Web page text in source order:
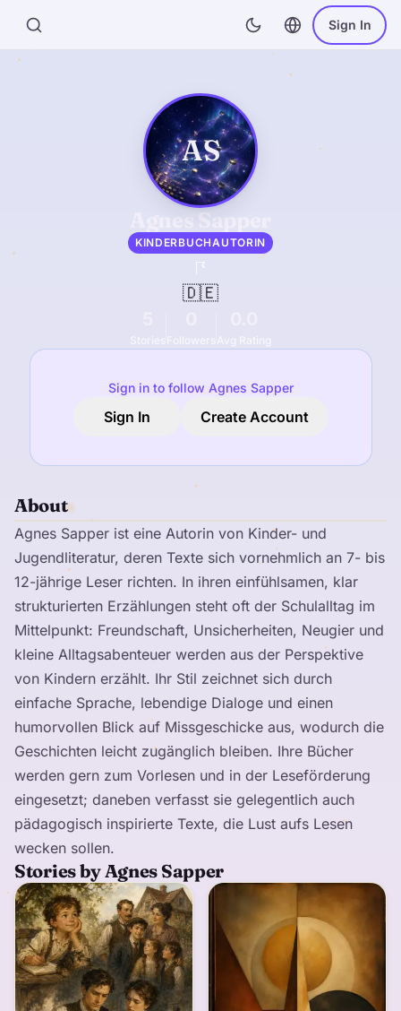
Sign In
AS
Agnes Sapper
KINDERBUCHAUTORIN
🇩🇪
Sign in to follow Agnes Sapper
Sign In Create Account
About
Agnes Sapper ist eine Autorin von Kinder- und
Jugendliteratur, deren Texte sich vornehmlich an 7- bis
12-jährige Leser richten. In ihren einfühlsamen, klar
strukturierten Erzählungen steht oft der Schulalltag im
Mittelpunkt: Freundschaft, Unsicherheiten, Neugier und
kleine Alltagsabenteuer werden aus der Perspektive
von Kindern erzählt. Ihr Stil zeichnet sich durch
einfache Sprache, lebendige Dialoge und einen
humorvollen Blick auf Missgeschicke aus, wodurch die
Geschichten leicht zugänglich bleiben. Ihre Bücher
werden gern zum Vorlesen und in der Leseförderung
eingesetzt; daneben verfasst sie gelegentlich auch
pädagogisch inspirierte Texte, die Lust aufs Lesen
wecken sollen.
Stories by Agnes Sapper